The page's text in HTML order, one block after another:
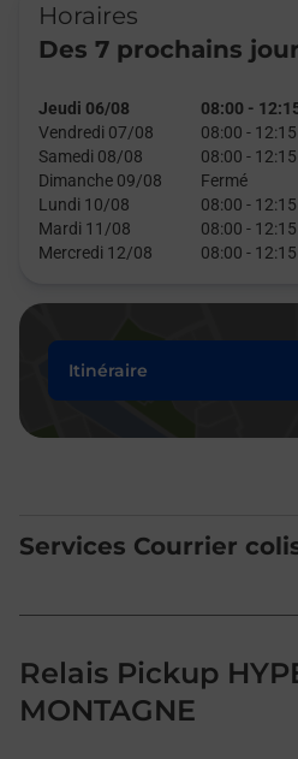
Horaires
Des 7 prochains
Jeudi 06/08 08:00 -
Vendredi 07/08
08:00 - 12:15
Samedi 08/08
08:00 - 12:15
Dimanche 09/08
Fermé
Lundi 10/08
08:00 - 12:15
Mardi 11/08
08:00 - 12:15
Mercredi 12/08
08:00 - 12:15
Itinéraire
Services Courrier
Relais Pickup
MONTAGNE